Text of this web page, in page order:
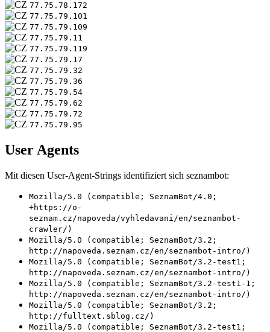
77.75.78.172
77.75.79.101
77.75.79.109
77.75.79.11
77.75.79.119
77.75.79.17
77.75.79.32
77.75.79.36
77.75.79.54
77.75.79.62
77.75.79.72
77.75.79.95
User Agents
Mit diesen User-Agent-Strings identifiziert sich seznambot:
Mozilla/5.0 (compatible; SeznamBot/4.0;
+https://o-
seznam.cz/napoveda/vyhledavani/en/seznambot-
crawler/)
Mozilla/5.0 (compatible; SeznamBot/3.2;
http://napoveda.seznam.cz/en/seznambot-intro/)
Mozilla/5.0 (compatible; SeznamBot/3.2-test1;
http://napoveda.seznam.cz/en/seznambot-intro/)
Mozilla/5.0 (compatible; SeznamBot/3.2-test1-1;
http://napoveda.seznam.cz/en/seznambot-intro/)
Mozilla/5.0 (compatible; SeznamBot/3.2;
http://fulltext.sblog.cz/)
Mozilla/5.0 (compatible; SeznamBot/3.2-test1;